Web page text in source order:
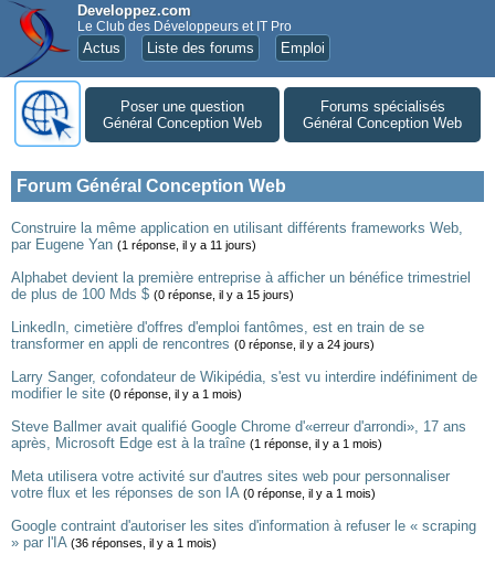
Developpez.com
Le Club des Développeurs et IT Pro
Actus Liste des forums Emploi
Poser une question
Général Conception Web
Forums spécialisés
Général Conception Web
Forum Général Conception Web
Construire la même application en utilisant différents frameworks Web,
par Eugene Yan (1 réponse, il y a 11 jours)
Alphabet devient la première entreprise à afficher un bénéfice trimestriel
de plus de 100 Mds $ (0 réponse, il y a 15 jours)
LinkedIn, cimetière d'offres d'emploi fantômes, est en train de se
transformer en appli de rencontres (0 réponse, il y a 24 jours)
Larry Sanger, cofondateur de Wikipédia, s'est vu interdire indéfiniment de
modifier le site (0 réponse, il y a 1 mois)
Steve Ballmer avait qualifié Google Chrome d'«erreur d'arrondi», 17 ans
après, Microsoft Edge est à la traîne (1 réponse, il y a 1 mois)
Meta utilisera votre activité sur d'autres sites web pour personnaliser
votre flux et les réponses de son IA (0 réponse, il y a 1 mois)
Google contraint d'autoriser les sites d'information à refuser le « scraping
» par l'IA (36 réponses, il y a 1 mois)